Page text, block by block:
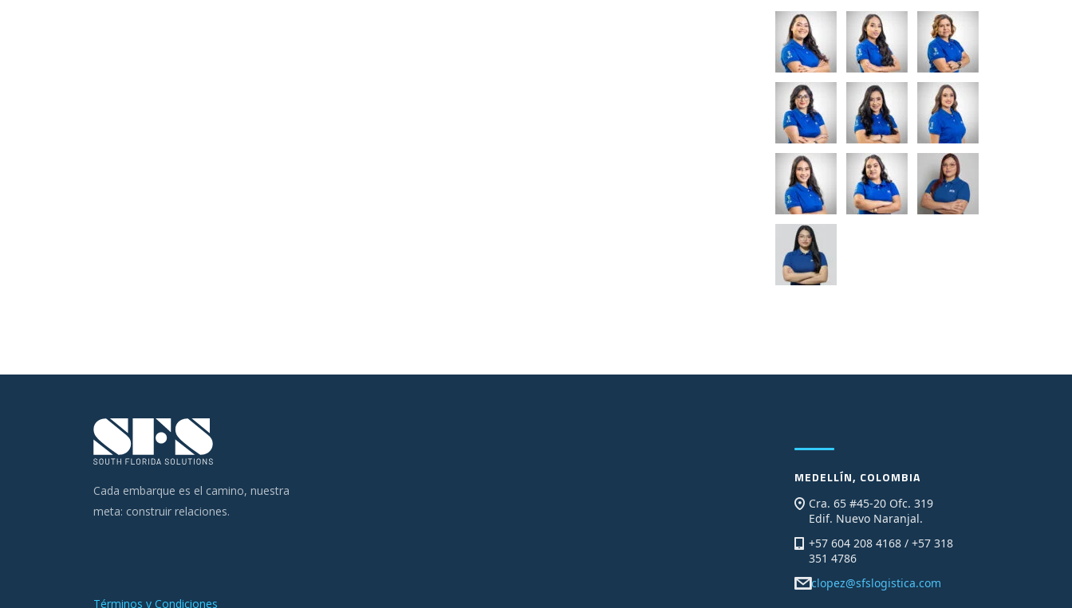
Cada embarque es el camino, nuestra
meta: construir relaciones.
Términos y Condiciones
MEDELLÍN, COLOMBIA
Cra. 65 #45-20 Ofc. 319
Edif. Nuevo Naranjal.
+57 604 208 4168 / +57 318
351 4786
clopez@sfslogistica.com